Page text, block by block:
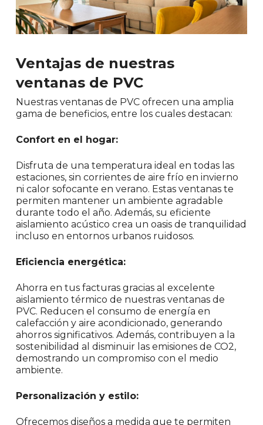
Ventajas de nuestras
ventanas de PVC
Nuestras ventanas de PVC ofrecen una amplia
gama de beneficios, entre los cuales destacan:
Confort en el hogar:
Disfruta de una temperatura ideal en todas las
estaciones, sin corrientes de aire frío en invierno
ni calor sofocante en verano. Estas ventanas te
permiten mantener un ambiente agradable
durante todo el año. Además, su eficiente
aislamiento acústico crea un oasis de tranquilidad
incluso en entornos urbanos ruidosos.
Eficiencia energética:
Ahorra en tus facturas gracias al excelente
aislamiento térmico de nuestras ventanas de
PVC. Reducen el consumo de energía en
calefacción y aire acondicionado, generando
ahorros significativos. Además, contribuyen a la
sostenibilidad al disminuir las emisiones de CO2,
demostrando un compromiso con el medio
ambiente.
Personalización y estilo:
Ofrecemos diseños a medida que te permiten